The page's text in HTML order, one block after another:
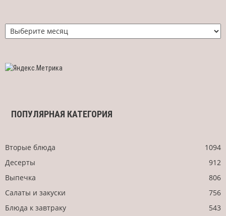
Найти
рецепт
ПОПУЛЯРНАЯ КАТЕГОРИЯ
Вторые блюда
1094
Десерты
912
Выпечка
806
Салаты и закуски
756
Блюда к завтраку
543